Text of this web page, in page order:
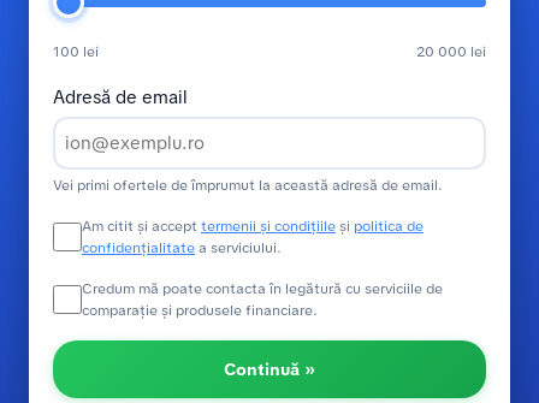
100 lei 20 000 lei
Adresă de email
Vei primi ofertele de împrumut la această adresă de email.
Am citit și accept termenii și condițiileși politica de
confidențialitatea serviciului.
Credum mă poate contacta în legătură cu serviciile de
comparație și produsele financiare.
Continuă »